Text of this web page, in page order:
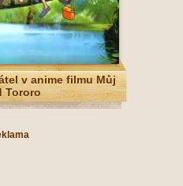
v anime filmu Můj
Tororo